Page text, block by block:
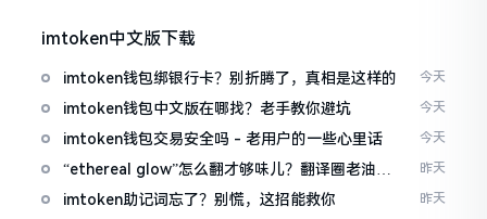
imtoken中文版下载
imtoken钱包绑银行卡？别折腾了，真相是这样的 今天
imtoken钱包中文版在哪找？老手教你避坑 今天
imtoken钱包交易安全吗 - 老用户的一些心里话 今天
“ethereal glow”怎么翻才够味儿？翻译圈老油条
的私房话
昨天
imtoken助记词忘了？别慌，这招能救你 昨天